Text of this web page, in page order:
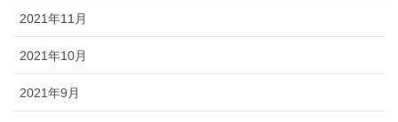
2021年11月
2021年10月
2021年9月